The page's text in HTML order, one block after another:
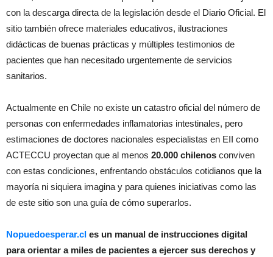
con la descarga directa de la legislación desde el Diario Oficial. El
sitio también ofrece materiales educativos, ilustraciones
didácticas de buenas prácticas y múltiples testimonios de
pacientes que han necesitado urgentemente de servicios
sanitarios.
Actualmente en Chile no existe un catastro oficial del número de
personas con enfermedades inflamatorias intestinales, pero
estimaciones de doctores nacionales especialistas en EII como
ACTECCU proyectan que al menos 20.000 chilenos conviven
con estas condiciones, enfrentando obstáculos cotidianos que la
mayoría ni siquiera imagina y para quienes iniciativas como las
de este sitio son una guía de cómo superarlos.
Nopuedoesperar.cl es un manual de instrucciones digital
para orientar a miles de pacientes a ejercer sus derechos y